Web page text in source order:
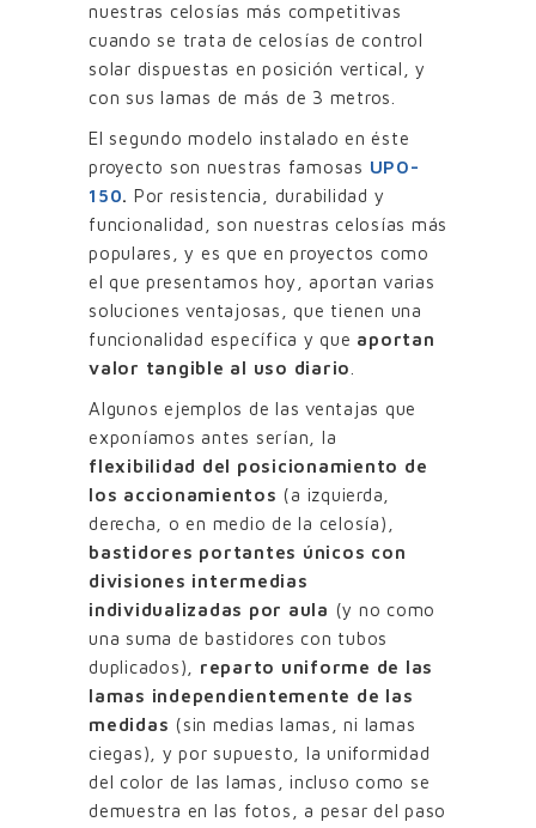
nuestras celosías más competitivas
cuando se trata de celosías de control
solar dispuestas en posición vertical, y
con sus lamas de más de 3 metros.
El segundo modelo instalado en éste
proyecto son nuestras famosas UPO-
150. Por resistencia, durabilidad y
funcionalidad, son nuestras celosías más
populares, y es que en proyectos como
el que presentamos hoy, aportan varias
soluciones ventajosas, que tienen una
funcionalidad específica y que aportan
valor tangible al uso diario
Algunos ejemplos de las ventajas que
exponíamos antes serían, la
flexibilidad del posicionamiento de
los accionamientos (a izquierda,
derecha, o en medio de la celosía),
bastidores portantes únicos con
divisiones intermedias
individualizadas por aula (y no como
una suma de bastidores con tubos
duplicados), reparto uniforme de las
lamas independientemente de las
medidas (sin medias lamas, ni lamas
ciegas), y por supuesto, la uniformidad
del color de las lamas, incluso como se
demuestra en las fotos, a pesar del paso